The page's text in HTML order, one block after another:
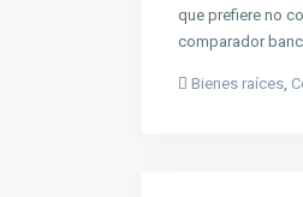
que prefiere no
comparador
Bienes raíces,